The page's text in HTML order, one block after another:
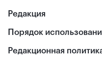
Редакция
Порядок
Редакционная